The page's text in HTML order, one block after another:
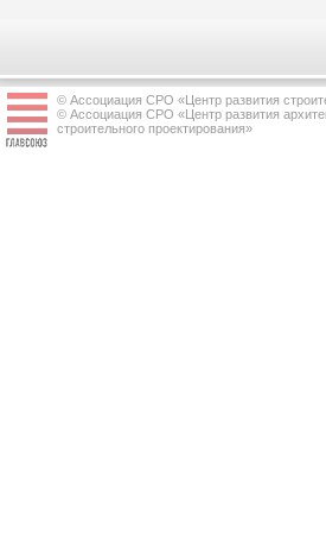
© Ассоциация СРО «Центр развития
© Ассоциация СРО «Центр развития
строительного проектирования»